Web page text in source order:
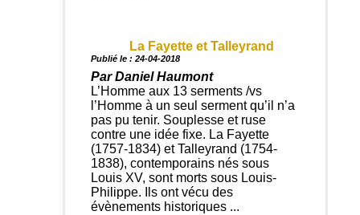
La Fayette et Talleyrand
Publié le : 24-04-2018
Par Daniel Haumont
L’Homme aux 13 serments /vs
l’Homme à un seul serment qu’il n’a
pas pu tenir. Souplesse et ruse
contre une idée fixe. La Fayette
(1757-1834) et Talleyrand (1754-
1838), contemporains nés sous
Louis XV, sont morts sous Louis-
Philippe. Ils ont vécu des
évènements historiques ...